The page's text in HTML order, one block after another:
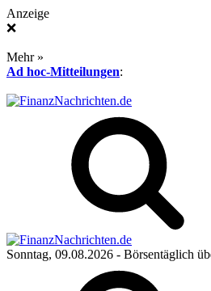
Anzeige
❌
Mehr »
Ad hoc-Mitteilungen:
Sonntag, 09.08.2026 - Börsentäglich